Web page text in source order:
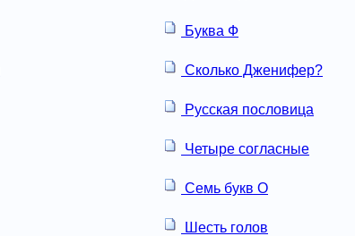
Буква Ф
Сколько Дженифер?
Русская пословица
Четыре согласные
Семь букв О
Шесть голов